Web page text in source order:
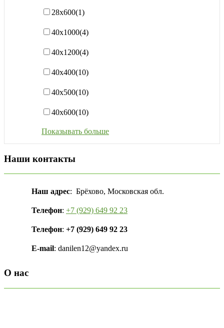
28х600(1)
40x1000(4)
40х1200(4)
40х400(10)
40х500(10)
40х600(10)
Показывать больше
Наши контакты
Наш адрес: Брёхово, Московская обл.
Телефон: +7 (929) 649 92 23
Телефон: +7 (929) 649 92 23
E-mail: danilen12@yandex.ru
О нас